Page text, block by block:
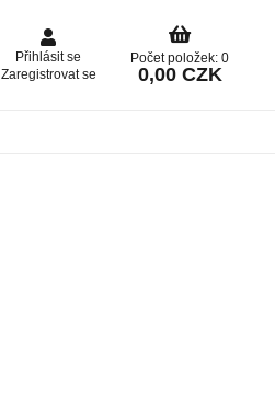
Přihlásit se
Zaregistrovat se
Počet položek: 0
0,00 CZK